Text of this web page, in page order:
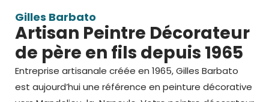
Gilles Barbato
Artisan Peintre Décorateur
de père en fils depuis 1965
Entreprise artisanale créée en 1965, Gilles Barbato
est aujourd’hui une référence en peinture décorative